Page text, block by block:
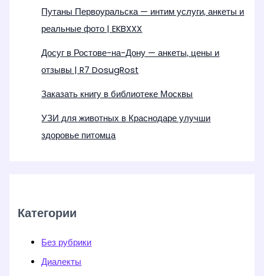
Путаны Первоуральска — интим услуги, анкеты и
реальные фото | EKBXXX
Досуг в Ростове-на-Дону — анкеты, цены и
отзывы | R7 DosugRost
Заказать книгу в библиотеке Москвы
УЗИ для животных в Краснодаре улучши
здоровье питомца
Категории
Без рубрики
Диалекты